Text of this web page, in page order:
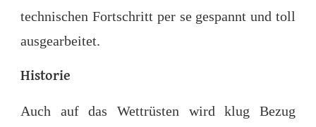
technischen Fortschritt per se gespannt und toll
ausgearbeitet.
Historie
Auch auf das Wettrüsten wird klug Bezug